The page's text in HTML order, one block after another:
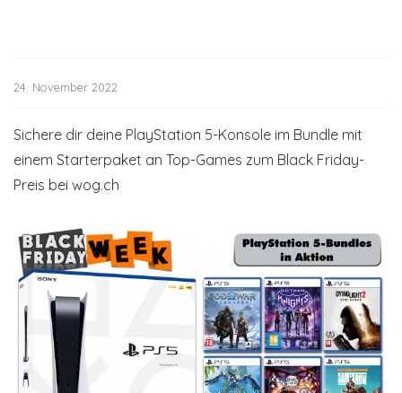
24. November 2022
Sichere dir deine PlayStation 5-Konsole im Bundle mit
einem Starterpaket an Top-Games zum Black Friday-
Preis bei wog.ch